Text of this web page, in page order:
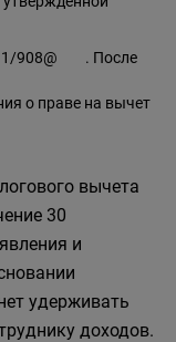
908@ . После
о праве на вычет
вычета
30
и
удерживать
доходов.